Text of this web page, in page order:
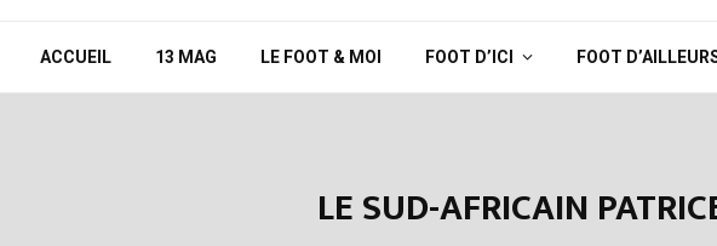
ACCUEIL 13 MAG LE FOOT & MOI FOOT D’ICI FOOT
LE SUD-AFRICAIN